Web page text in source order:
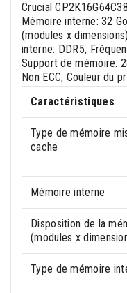
Crucial
Mémoire interne: 32
(modules x
interne: DDR5,
Support de mémoire:
Non ECC, Couleur du
Caractéristiques
Type de mémoire
cache
Mémoire interne
Disposition de la
(modules x
Type de mémoire